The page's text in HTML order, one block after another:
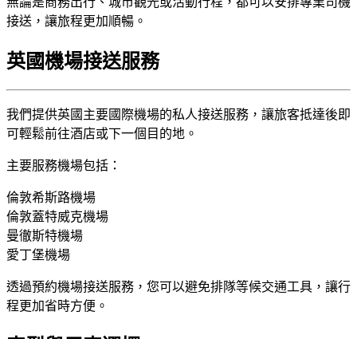
接送，讓旅程更加順暢。
英國機場接送服務
我們提供英國主要國際機場的私人接送服務，讓旅客抵達後即
可輕鬆前往酒店或下一個目的地。
主要服務機場包括：
倫敦希斯路機場
倫敦蓋特威克機場
曼徹斯特機場
愛丁堡機場
透過預約機場接送服務，您可以避免排隊等候交通工具，讓行
程更加省時方便。